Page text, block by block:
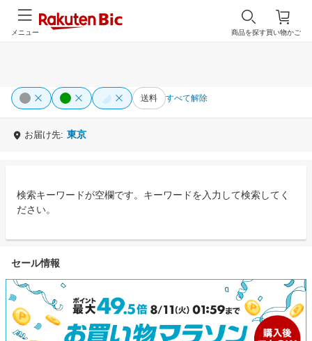
買い物かご
商品を探す
メニュー
送料 すべて解除
お届け先: 東京
検索キーワードが空欄です。キーワードを入力して検索してく
ださい。
セール情報